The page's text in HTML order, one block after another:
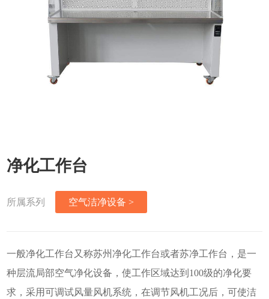
净化工作台
所属系列 空气洁净设备 >
一般净化工作台又称苏州净化工作台或者苏净工作台，是一
种层流局部空气净化设备，使工作区域达到100级的净化要
求，采用可调试风量风机系统，在调节风机工况后，可使洁